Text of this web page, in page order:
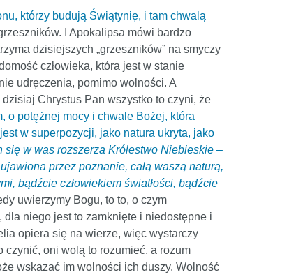
którzy budują Świątynię, i tam chwalą
I Apokalipsa mówi bardzo
dzisiejszych „grzeszników” na smyczy
człowieka, która jest w stanie
udręczenia, pomimo wolności. A
Chrystus Pan wszystko to czyni, że
o potężnej mocy i chwale Bożej, która
w superpozycji, jako natura ukryta, jako
się w was rozszerza Królestwo Niebieskie –
przez poznanie, całą waszą naturą,
bądźcie człowiekiem światłości, bądźcie
uwierzymy Bogu, to to, o czym
niego jest to zamknięte i niedostępne i
opiera się na wierze, więc wystarczy
oni wolą to rozumieć, a rozum
wskazać im wolności ich duszy. Wolność